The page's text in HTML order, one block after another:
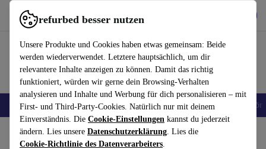
refurbed besser nutzen
Unsere Produkte und Cookies haben etwas gemeinsam: Beide
werden wiederverwendet. Letztere hauptsächlich, um dir
relevantere Inhalte anzeigen zu können. Damit das richtig
funktioniert, würden wir gerne dein Browsing-Verhalten
analysieren und Inhalte und Werbung für dich personalisieren – mit
First- und Third-Party-Cookies. Natürlich nur mit deinem
Einverständnis. Die Cookie-Einstellungen kannst du jederzeit
ändern. Lies unsere Datenschutzerklärung. Lies die
Cookie-Richtlinie des Datenverarbeiters.
refurbed schnell und einfach nutzen
🎒 Back to school Handys Laptops Tablets Smartwatches Zubehör
Home Produkte Audio Kopfhörer